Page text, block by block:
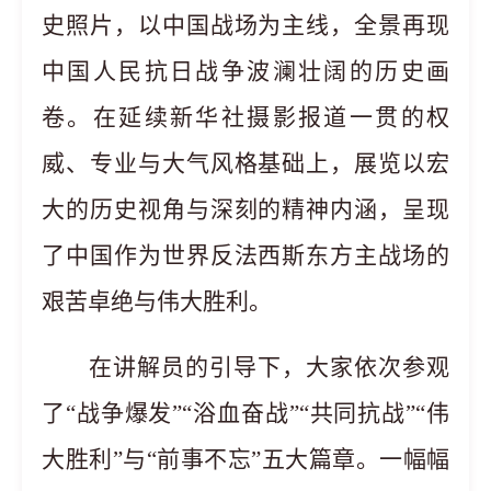
史照片，以中国战场为主线，全景再现
中国人民抗日战争波澜壮阔的历史画
卷。在延续新华社摄影报道一贯的权
威、专业与大气风格基础上，展览以宏
大的历史视角与深刻的精神内涵，呈现
了中国作为世界反法西斯东方主战场的
艰苦卓绝与伟大胜利。
在讲解员的引导下，大家依次参观
了“战争爆发”“浴血奋战”“共同抗战”“伟
大胜利”与“前事不忘”五大篇章。一幅幅